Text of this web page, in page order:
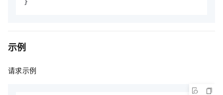
示例
请求示例